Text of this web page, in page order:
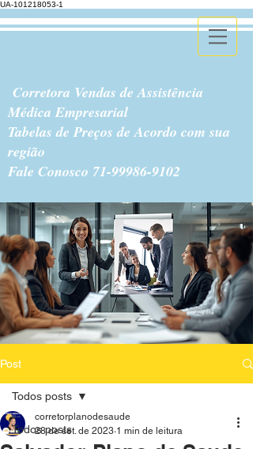
UA-101218053-1
Corretora Vendas de Assistência
Médica Empresarial
Tabelas de Preços de Acordo com sua
região
Fale Conosco 71-99986-9102
Post
Todos posts
Todos posts
corretorplanodesaude
28 de set. de 2023 1 min de leitura